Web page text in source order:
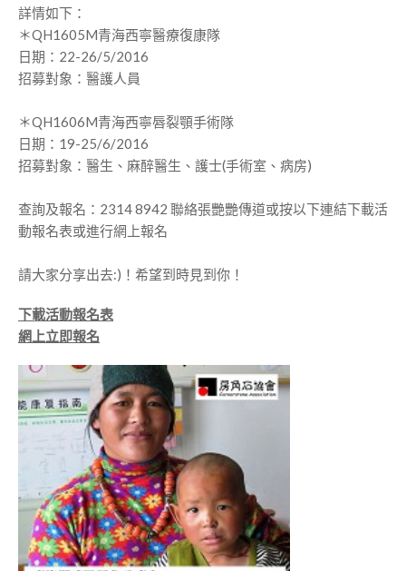
詳情如下：
＊QH1605M青海西寧醫療復康隊
日期：22-26/5/2016
招募對象：醫護人員
＊QH1606M青海西寧唇裂顎手術隊
日期：19-25/6/2016
招募對象：醫生、麻醉醫生、護士(手術室、病房)
查詢及報名：2314 8942 聯絡張艷艷傳道或按以下連結下載活
動報名表或進行網上報名
請大家分享出去:)！希望到時見到你！
下載活動報名表
網上立即報名